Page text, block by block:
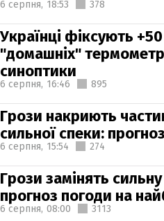
6 серпня, 18:53 378
Українці фіксують
"домашніх"
синоптики
6 серпня, 16:46 895
Грози накриють
сильної спеки:
6 серпня, 15:54 274
Грози замінять
прогноз погоди на
6 серпня, 08:00 3113